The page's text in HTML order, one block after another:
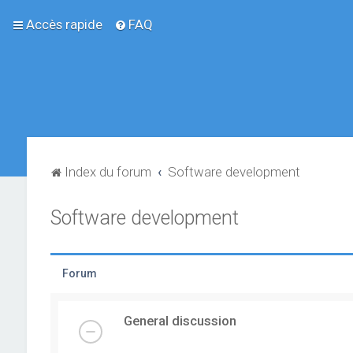
Accès rapide FAQ
Index du forum Software development
Software development
Forum
General discussion